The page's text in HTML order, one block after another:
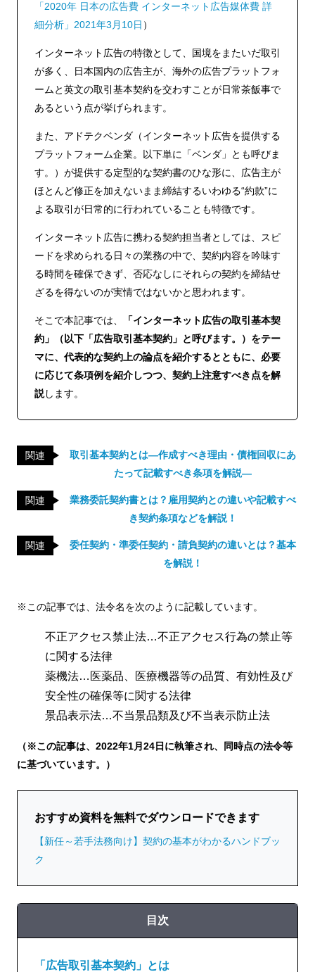
「2020年 日本の広告費 インターネット広告媒体費 詳
細分析」2021年3月10日 ）
インターネット広告の特徴として、国境をまたいだ取引
が多く、日本国内の広告主が、海外の広告プラットフォ
ームと英文の取引基本契約を交わすことが日常茶飯事で
あるという点が挙げられます。
また、アドテクベンダ（インターネット広告を提供する
プラットフォーム企業。以下単に「ベンダ」とも呼びま
す。）が提供する定型的な契約書のひな形に、広告主が
ほとんど修正を加えないまま締結するいわゆる“約款”に
よる取引が日常的に行われていることも特徴です。
インターネット広告に携わる契約担当者としては、スピ
ードを求められる日々の業務の中で、契約内容を吟味す
る時間を確保できず、否応なしにそれらの契約を締結せ
ざるを得ないのが実情ではないかと思われます。
そこで本記事では、
「インターネット広告の取引基本契
約」（以下「広告取引基本契約」と呼びます。）をテー
マに、代表的な契約上の論点を紹介するとともに、必要
に応じて条項例を紹介しつつ、契約上注意すべき点を解
説します。
関連
取引基本契約とは―作成すべき理由・債権回収にあ
たって記載すべき条項を解説―
関連
業務委託契約書とは？雇用契約との違いや記載すべ
き契約条項などを解説！
関連
委任契約・準委任契約・請負契約の違いとは？基本
を解説！
※この記事では、法令名を次のように記載しています。
不正アクセス禁止法…不正アクセス行為の禁止等
に関する法律
薬機法…医薬品、医療機器等の品質、有効性及び
安全性の確保等に関する法律
景品表示法…不当景品類及び不当表示防止法
（※この記事は、2022年1月24日に執筆され、同時点の法令等
に基づいています。）
おすすめ資料を無料でダウンロードできます
【新任～若手法務向け】契約の基本がわかるハンドブッ
ク
目次
「広告取引基本契約」とは